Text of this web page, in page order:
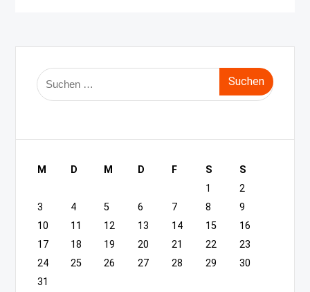
Suche
nach:
M D M D F S
S
1
2
3
4 5 6 7 8
9
10
11 12 13 14 15
16
17
18 19 20 21 22
23
24
25 26 27 28 29
30
31